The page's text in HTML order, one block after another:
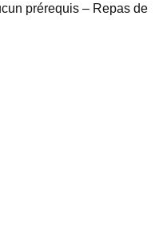
prérequis – Repas de